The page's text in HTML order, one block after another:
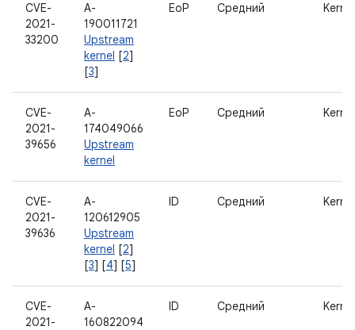
CVE-
2021-
33200
A-
190011721
Upstream
kernel [2]
[3]
EoP Средний Kernel
CVE-
2021-
39656
A-
174049066
Upstream
kernel
EoP Средний Kernel
CVE-
2021-
39636
A-
120612905
Upstream
kernel [2]
[3] [4] [5]
ID Средний Kernel
CVE-
2021-
A-
160822094
ID Средний Kernel